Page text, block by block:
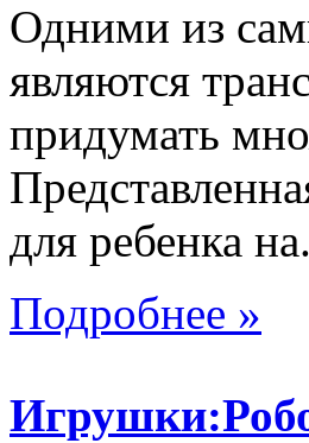
Одними из
являются
придумать
для ребенка
Подробнее »